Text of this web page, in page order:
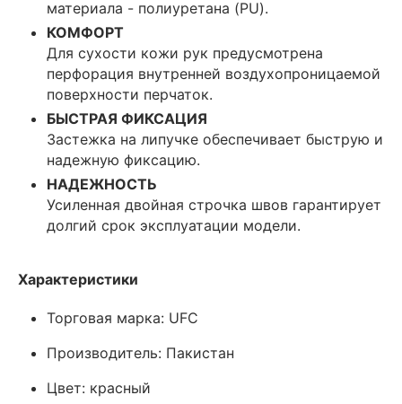
материала - полиуретана (PU).
КОМФОРТ
Для сухости кожи рук предусмотрена
перфорация внутренней воздухопроницаемой
поверхности перчаток.
БЫСТРАЯ ФИКСАЦИЯ
Застежка на липучке обеспечивает быструю и
надежную фиксацию.
НАДЕЖНОСТЬ
Усиленная двойная строчка швов гарантирует
долгий срок эксплуатации модели.
Характеристики
Торговая марка: UFC
Производитель: Пакистан
Цвет: красный